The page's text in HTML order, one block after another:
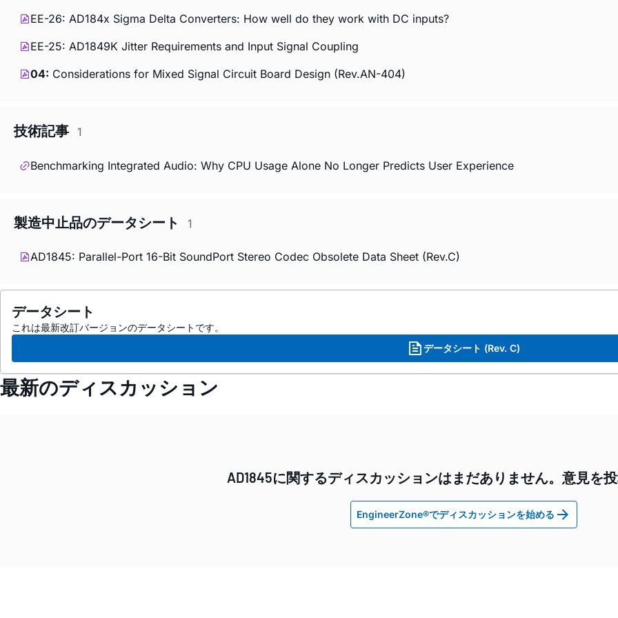
EE-26: AD184x Sigma Delta Converters: How well do they work with DC inputs?
EE-25: AD1849K Jitter Requirements and Input Signal Coupling
04: Considerations for Mixed Signal Circuit Board Design (Rev.AN-404)
技術記事 1
Benchmarking Integrated Audio: Why CPU Usage Alone No Longer Predicts User Experience
製造中止品のデータシート 1
AD1845: Parallel-Port 16-Bit SoundPort Stereo Codec Obsolete Data Sheet (Rev.C)
データシート
これは最新改訂バージョンのデータシートです。
データシート (Rev. C)
最新のディスカッション
AD1845に関するディスカッションはまだありません。意見を
EngineerZone®でディスカッションを始める